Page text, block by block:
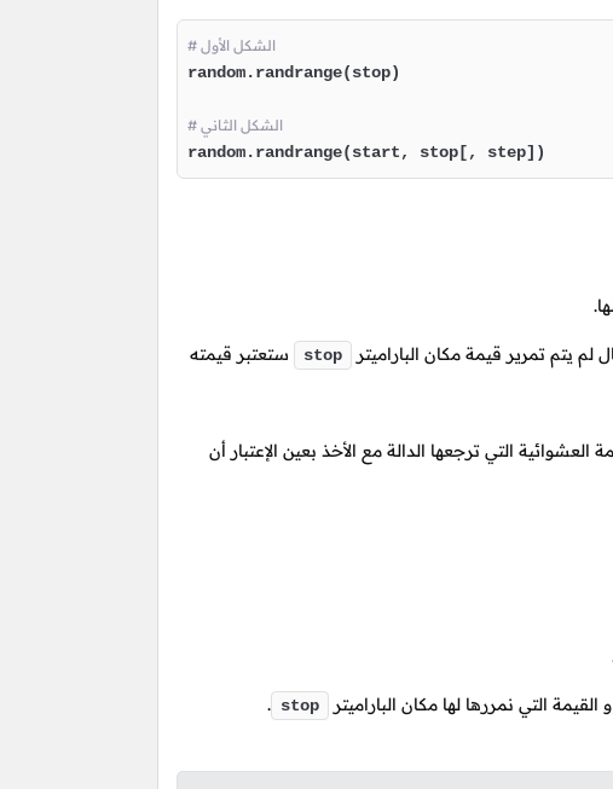
# الشكل الأول
random.randrange(stop)
# الشكل الثاني
random.randrange(start, stop[, step])
يتم تمرير قيمة مكان الباراميتر stop ستعتبر قيمته
التي ترجعها الدالة مع الأخذ بعين الإعتبار أن
و القيمة التي نمررها لها مكان الباراميتر stop
.